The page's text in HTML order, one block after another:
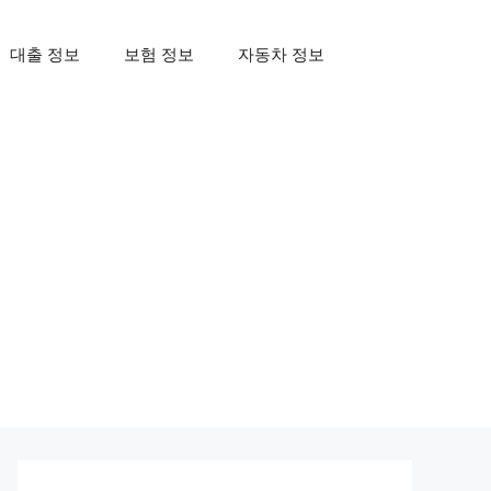
대출 정보 보험 정보 자동차 정보